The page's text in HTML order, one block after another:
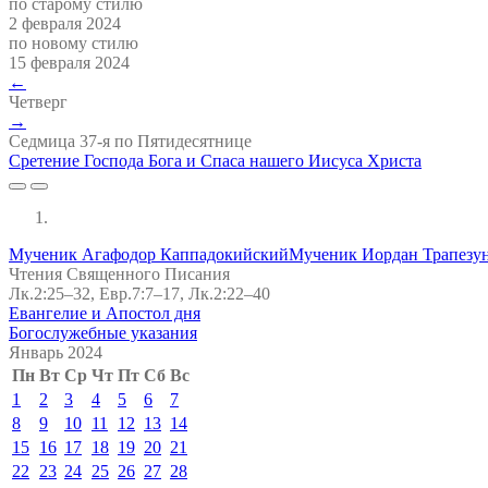
2 февраля 2024
по новому стилю
15 февраля 2024
←
Четверг
→
Седмица 37-я по Пятидесятнице
Сретение Господа Бога и Спаса нашего Иисуса Христа
Мученик Агафодор КаппадокийскийМученик Иордан
Чтения Священного Писания
Лк.2:25–32, Евр.7:7–17, Лк.2:22–40
Евангелие и Апостол дня
Богослужебные указания
Январь 2024
Пн Вт Ср Чт Пт Сб Вс
1
2 3 4 5 6
7
8
9 10 11 12 13 14
15 16 17 18 19 20 21
22
23 24 25 26 27 28